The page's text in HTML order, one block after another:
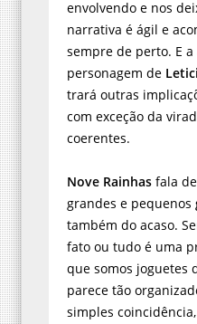
envolvendo e nos
narrativa é ágil e
sempre de perto. E
personagem de
trará outras
com exceção da
coerentes.
Nove Rainhas fala
grandes e pequenos
também do acaso.
fato ou tudo é uma
que somos joguetes
parece tão
simples